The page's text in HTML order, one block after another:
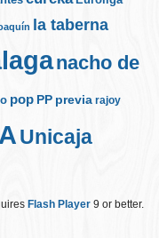
la taberna
nacho de
pop PP previa rajoy
Unicaja
Flash Player 9 or better.